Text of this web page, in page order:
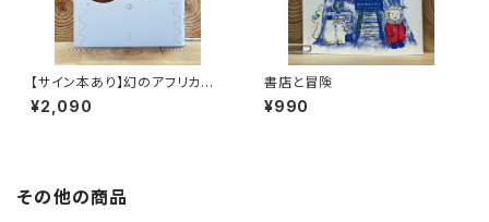
【サイン本あり】幻のアフリカ納
豆を追え！
¥2,090
書店と冒険
¥990
その他の商品